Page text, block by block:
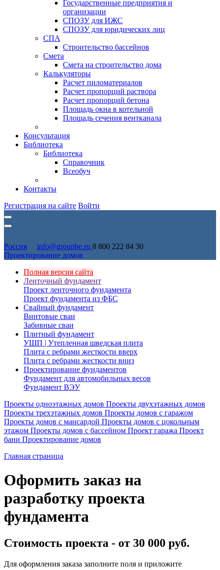
Государственные предприятия и
организации
СПОЗУ для ИЖС
СПОЗУ для юридических лиц
СПА
Строительство бассейнов
Смета
Смета на строительство дома
Калькуляторы
Расчет пиломатериалов
Расчет пропорций раствора
Расчет пропорций бетона
Площадь окна в котельной
Площадь сечения вентканала
Консультация
Библиотека
Библиотека
Справочник
Всеобуч
Контакты
Регистрация на сайте Войти
Россия info@grouphe.ru 8 800 222 84 30
Проектирование домов
Полная версия сайта
Ленточный фундамент
Проект ленточного фундамента
Проект фундамента из ФБС
Свайный фундамент
Винтовые сваи
Забивные сваи
Плитный фундамент
УШП | Утепленная шведская плита
Плита с ребрами жесткости вверх
Плита с ребрами жесткости вниз
Проектирование фундаментов
Фундамент для автомобильных весов
Фундамент ВЭУ
Проекты одноэтажных домов Проекты двухэтажных домов
Проекты трехэтажных домов Проекты домов с гаражом
Проекты домов с мансардой Проекты домов с цокольным
этажом Проекты домов с бассейном Проект гаража Проект
бани Проектирование домов
Главная страница
Оформить заказ на
разработку проекта
фундамента
Стоимость проекта - от 30 000 руб.
Для оформления заказа заполните поля и приложите